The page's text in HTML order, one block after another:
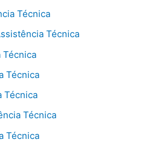
Técnica
Técnica
Técnica
Técnica
Técnica
Técnica
Técnica